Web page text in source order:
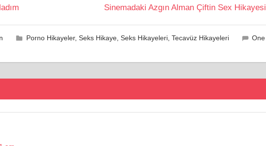
Sinemadaki Azgın Alman Çiftin Sex Hikayesi
Porno Hikayeler, Seks Hikaye, Seks Hikayeleri, Tecavüz Hikayeleri
One